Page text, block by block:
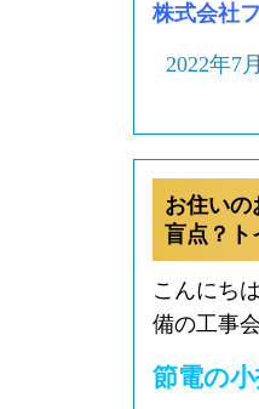
株式会社
2022年7
お住いの
盲点？ト
こんにち
備の工事
節電の